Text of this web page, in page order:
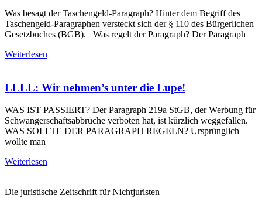
Was besagt der Taschengeld-Paragraph? Hinter dem Begriff des
Taschengeld-Paragraphen versteckt sich der § 110 des Bürgerlichen
Gesetzbuches (BGB). Was regelt der Paragraph? Der Paragraph
Weiterlesen
LLLL: Wir nehmen’s unter die Lupe!
WAS IST PASSIERT? Der Paragraph 219a StGB, der Werbung für
Schwangerschaftsabbrüche verboten hat, ist kürzlich weggefallen.
WAS SOLLTE DER PARAGRAPH REGELN? Ursprünglich
wollte man
Weiterlesen
Die juristische Zeitschrift für Nichtjuristen